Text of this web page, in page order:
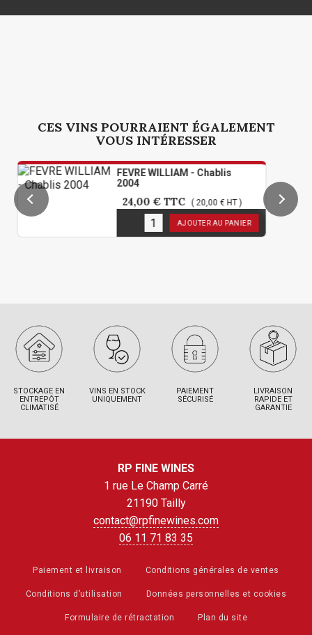
CES VINS POURRAIENT ÉGALEMENT
VOUS INTÉRESSER
FEVRE WILLIAM - Chablis
2004
TTC ( 20,00 € HT )
AJOUTER AU PANIER
STOCKAGE EN
ENTREPÔT
CLIMATISÉ
VINS EN STOCK
UNIQUEMENT
PAIEMENT
SÉCURISÉ
LIVRAISON
RAPIDE ET
GARANTIE
RP FINE WINES
1 rue Le Champ Carré
21190 Tailly
contact@rpfinewines.com
06 11 71 83 35
Paiement et livraison Conditions générales de ventes
Conditions d’utilisation Données personnelles et cookies
Formulaire de rétractation Plan du site